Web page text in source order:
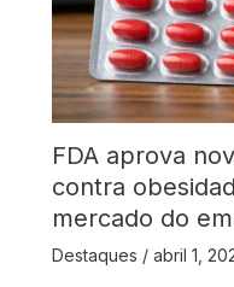
FDA aprova
contra
mercado do
Destaques / abril 1,